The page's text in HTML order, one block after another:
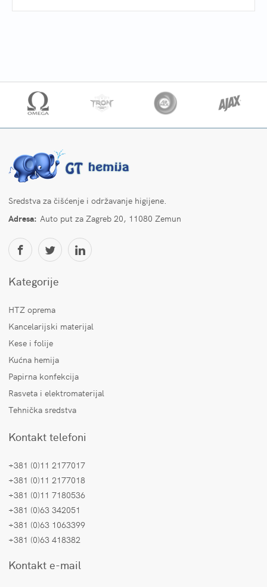
Sredstva za čišćenje i održavanje higijene.
Adresa: Auto put za Zagreb 20, 11080 Zemun
Kategorije
HTZ oprema
Kancelarijski materijal
Kese i folije
Kućna hemija
Papirna konfekcija
Rasveta i elektromaterijal
Tehnička sredstva
Kontakt telefoni
+381 (0)11 2177017
+381 (0)11 2177018
+381 (0)11 7180536
+381 (0)63 342051
+381 (0)63 1063399
+381 (0)63 418382
Kontakt e-mail